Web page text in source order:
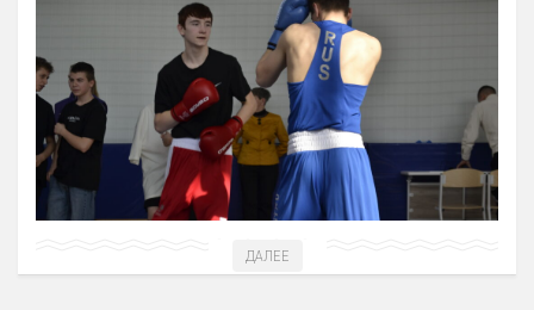
Стоимость Занятий
СМИ о нас
Антикоррупция
Антидопинг
ДАЛЕЕ